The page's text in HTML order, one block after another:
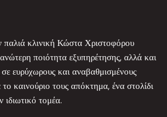
κλινική Κώστα Χριστοφόρου
ποιότητα εξυπηρέτησης, αλλά και
ευρύχωρους και αναβαθμισμένους
καινούριο τους απόκτημα, ένα στολίδι
τομέα.